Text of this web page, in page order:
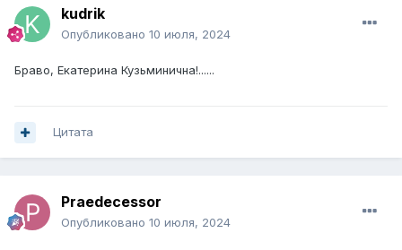
kudrik
Опубликовано 10 июля, 2024
Браво, Екатерина Кузьминична!......
Цитата
Praedecessor
Опубликовано 10 июля, 2024